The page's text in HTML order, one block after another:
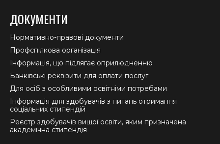
ДОКУМЕНТИ
Нормативно-правові документи
Профспілкова організація
Інформація, що підлягає оприлюдненню
Банківські реквізити для оплати послуг
Для осіб з особливими освітніми потребами
Інформація для здобувачів з питань отримання
соціальних стипендій
Реєстр здобувачів вищої освіти, яким призначена
академічна стипендія